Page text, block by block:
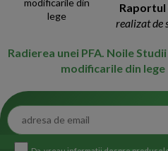
n raport al Eurostat
(7,6%) in luna
Raportul
realizat de
Radierea unei PFA. Noile Studii
modificarile din lege